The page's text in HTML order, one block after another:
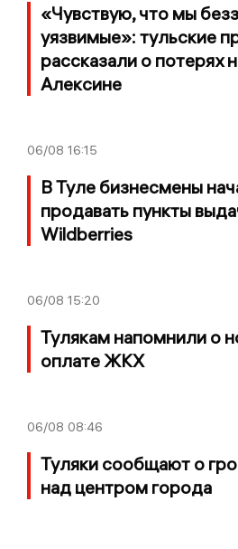
«Чувствую, что мы
уязвимые»: тульские
рассказали о потерях
Алексине
06/08 16:15
В Туле бизнесмены
продавать пункты
Wildberries
06/08 15:20
Тулякам напомнили о
оплате ЖКХ
06/08 08:46
Туляки сообщают о
над центром города